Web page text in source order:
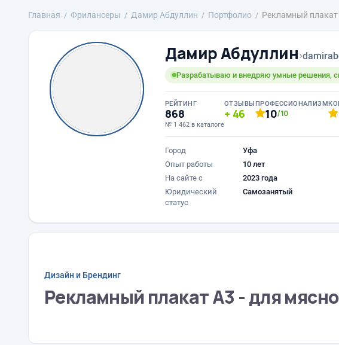
Главная Фрилансеры Дамир Абдуллин Портфолио Рекламный
Дамир Абдуллин›
Разрабатываю и внедряю умные решения,
РЕЙТИНГ
868
№ 1 462 в каталоге
ОТЗЫВЫ
46
ПРОФЕССИОНАЛИЗМ
10/10
Город
Уфа
Опыт работы
10 лет
На сайте с
2023 года
Юридический
статус
Самозанятый
Дизайн и Брендинг
Рекламный плакат А3 - для